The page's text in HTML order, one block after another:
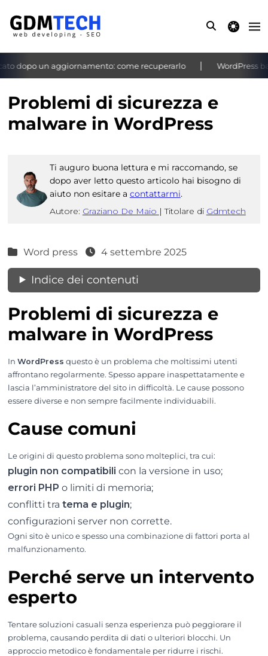
theme
dopo un aggiornamento: come recuperarlo WordPress
‹ ›
Problemi di sicurezza e
malware in WordPress
Ti auguro buona lettura e mi raccomando, se
dopo aver letto questo articolo hai bisogno di
aiuto non esitare a contattarmi.
Autore: Graziano De Maio | Titolare di Gdmtech
Word press 4 settembre 2025
Indice dei contenuti
Problemi di sicurezza e
malware in WordPress
In WordPress questo è un problema che moltissimi utenti
affrontano regolarmente. Spesso appare inaspettatamente e
lascia l’amministratore del sito in difficoltà. Le cause possono
essere diverse e non sempre facilmente individuabili.
Cause comuni
Le origini di questo problema sono molteplici, tra cui:
plugin non compatibili con la versione in uso;
errori PHP o limiti di memoria;
conflitti tra tema e plugin;
configurazioni server non corrette.
Ogni sito è unico e spesso una combinazione di fattori porta al
malfunzionamento.
Perché serve un intervento
esperto
Tentare soluzioni casuali senza esperienza può peggiorare il
problema, causando perdita di dati o ulteriori blocchi. Un
approccio metodico è fondamentale per ridurre i rischi.